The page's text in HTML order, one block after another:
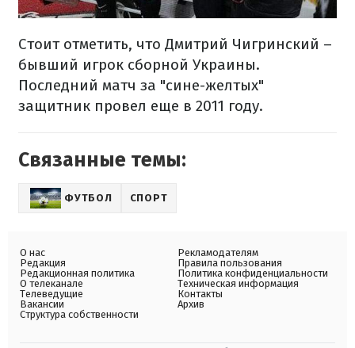
Стоит отметить, что Дмитрий Чигринский –
бывший игрок сборной Украины.
Последний матч за "сине-желтых"
защитник провел еще в 2011 году.
Связанные темы:
ФУТБОЛ СПОРТ
О нас
Редакция
Редакционная политика
О телеканале
Телеведущие
Вакансии
Структура собственности
Рекламодателям
Правила пользования
Политика конфиденциальности
Техническая информация
Контакты
Архив